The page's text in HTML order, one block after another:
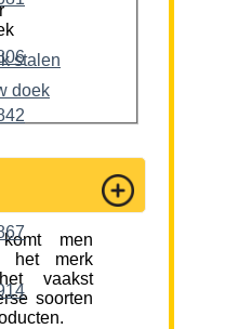
stalen
doek
men
het merk
vaakst
soorten